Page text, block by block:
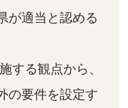
が適当と認める
する観点から、
の要件を設定す